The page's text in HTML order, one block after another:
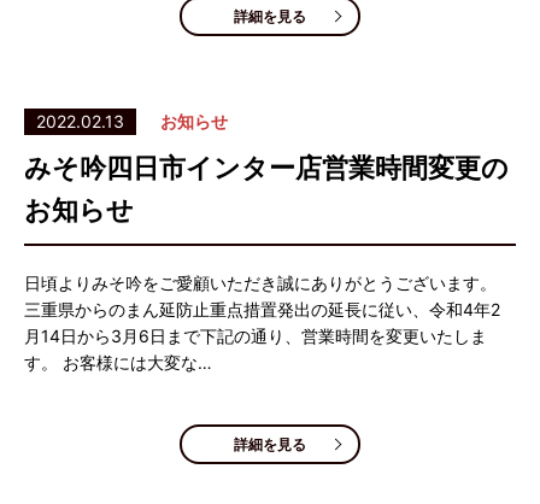
詳細を見る
2022.02.13 お知らせ
みそ吟四日市インター店営業時間変更の
お知らせ
日頃よりみそ吟をご愛顧いただき誠にありがとうございます。
三重県からのまん延防止重点措置発出の延長に従い、令和4年2
月14日から3月6日まで下記の通り、営業時間を変更いたしま
す。 お客様には大変な…
詳細を見る